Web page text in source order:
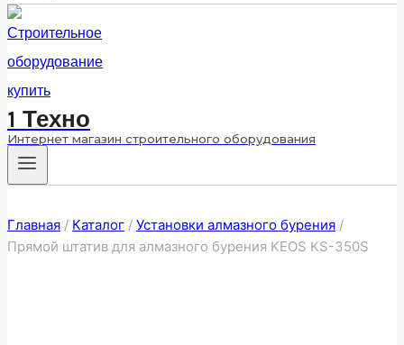
1 Техно
Интернет магазин строительного оборудования
Главная / Каталог / Установки алмазного бурения /
Прямой штатив для алмазного бурения KEOS KS-350S